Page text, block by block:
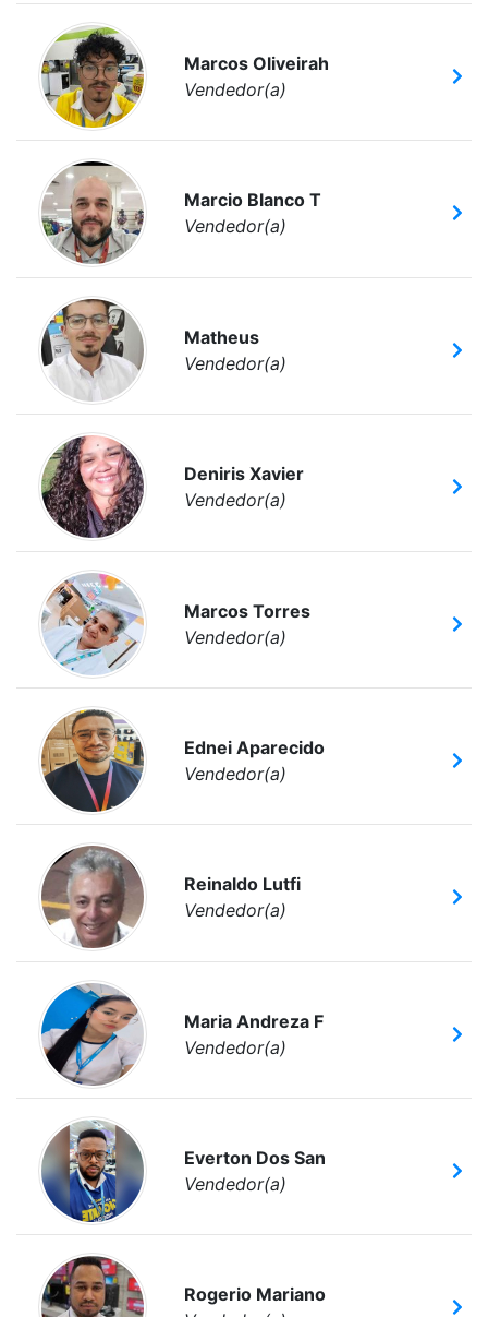
Marcos Oliveirah
Vendedor(a)
Marcio Blanco T
Vendedor(a)
Matheus
Vendedor(a)
Deniris Xavier
Vendedor(a)
Marcos Torres
Vendedor(a)
Ednei Aparecido
Vendedor(a)
Reinaldo Lutfi
Vendedor(a)
Maria Andreza F
Vendedor(a)
Everton Dos San
Vendedor(a)
Rogerio Mariano